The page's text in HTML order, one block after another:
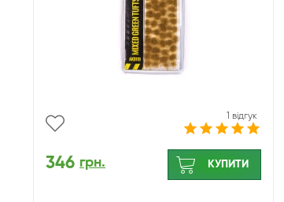
1 відгук
346 грн. КУПИТИ